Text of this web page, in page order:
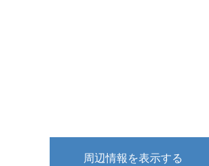
周辺情報を表示する